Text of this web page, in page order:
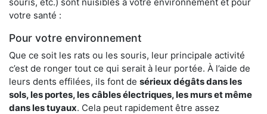
votre santé :
Pour votre environnement
Que ce soit les rats ou les souris, leur principale activité
c’est de ronger tout ce qui serait à leur portée. À l’aide de
leurs dents effilées, ils font de sérieux dégâts dans les
sols, les portes, les câbles électriques, les murs et même
dans les tuyaux. Cela peut rapidement être assez